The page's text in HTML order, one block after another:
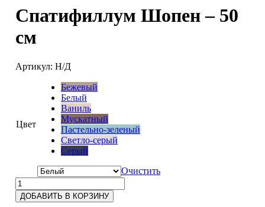
Спатифиллум Шопен – 50
см
Артикул: Н/Д
Цвет
Бежевый
Белый
Ваниль
Мускатный
Пастельно-зеленый
Светло-серый
Серый
Очистить
ДОБАВИТЬ В КОРЗИНУ